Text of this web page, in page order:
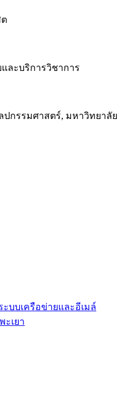
ละบริการวิชาการ
กรรมศาสตร์, มหาวิทยาลัย
บบเครือข่ายและอีเมล์
เยา